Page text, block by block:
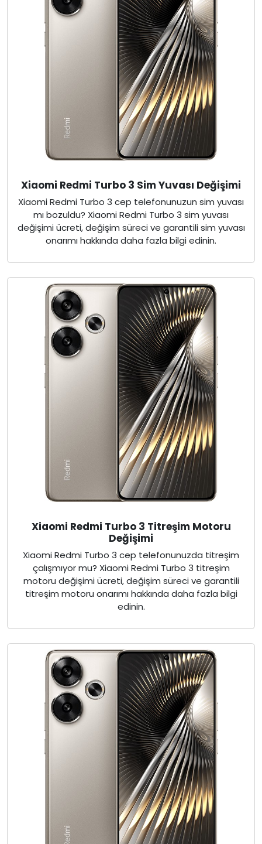
Xiaomi Redmi Turbo 3 Sim Yuvası Değişimi
Xiaomi Redmi Turbo 3 cep telefonunuzun sim yuvası
mı bozuldu? Xiaomi Redmi Turbo 3 sim yuvası
değişimi ücreti, değişim süreci ve garantili sim yuvası
onarımı hakkında daha fazla bilgi edinin.
Xiaomi Redmi Turbo 3 Titreşim Motoru
Değişimi
Xiaomi Redmi Turbo 3 cep telefonunuzda titreşim
çalışmıyor mu? Xiaomi Redmi Turbo 3 titreşim
motoru değişimi ücreti, değişim süreci ve garantili
titreşim motoru onarımı hakkında daha fazla bilgi
edinin.